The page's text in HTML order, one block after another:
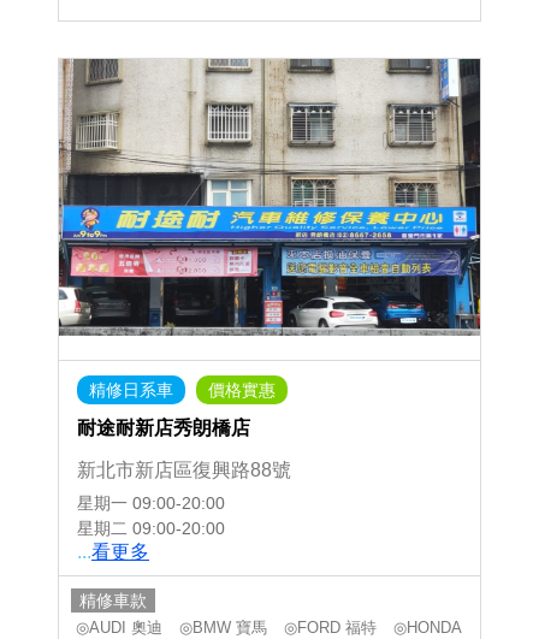
精修日系車 價格實惠
耐途耐新店秀朗橋店
新北市新店區復興路88號
星期一 09:00-20:00
星期二 09:00-20:00
...看更多
精修車款
◎AUDI 奧迪 ◎BMW 寶馬 ◎FORD 福特
◎HONDA